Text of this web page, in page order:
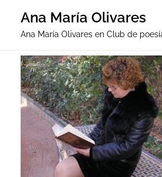
Ana María Olivares
Ana María Olivares en Club de
ESCRITORA Y EDITOR
LIBROS
A solas con Selene
NOTICIAS